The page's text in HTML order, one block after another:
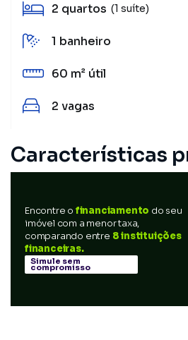
2 quartos (1 suíte)
1 banheiro
60 m² útil
2 vagas
Características
Encontre o financiamento do seu
imóvel com a menor taxa,
comparando entre 8 instituições
financeiras.
Simule sem
compromisso